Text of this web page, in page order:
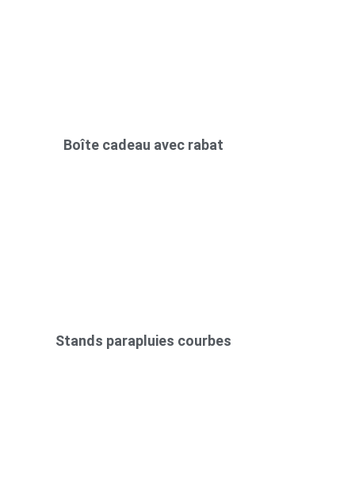
Boîte cadeau avec rabat
Stands parapluies courbes